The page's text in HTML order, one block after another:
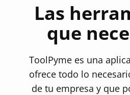
Las
que
ToolPyme es una
ofrece todo lo
de tu empresa y que